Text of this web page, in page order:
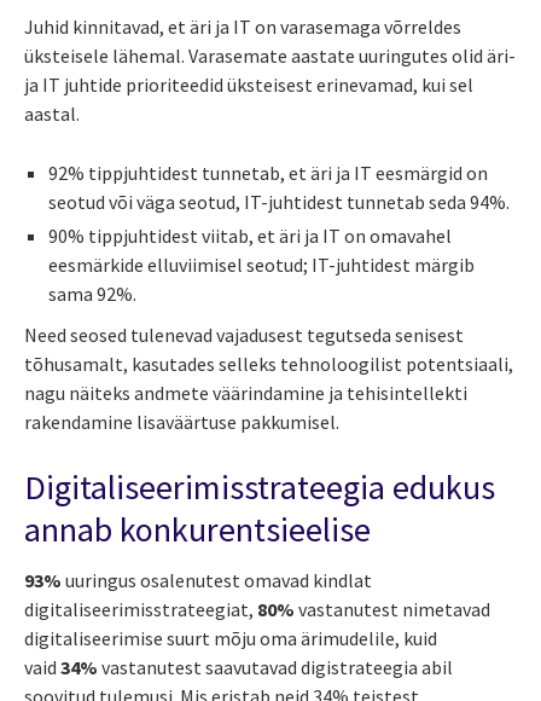
Juhid kinnitavad, et äri ja IT on varasemaga võrreldes
üksteisele lähemal. Varasemate aastate uuringutes olid äri-
ja IT juhtide prioriteedid üksteisest erinevamad, kui sel
aastal.
92% tippjuhtidest tunnetab, et äri ja IT eesmärgid on
seotud või väga seotud, IT-juhtidest tunnetab seda 94%.
90% tippjuhtidest viitab, et äri ja IT on omavahel
eesmärkide elluviimisel seotud; IT-juhtidest märgib
sama 92%.
Need seosed tulenevad vajadusest tegutseda senisest
tõhusamalt, kasutades selleks tehnoloogilist potentsiaali,
nagu näiteks andmete väärindamine ja tehisintellekti
rakendamine lisaväärtuse pakkumisel.
Digitaliseerimisstrateegia edukus
annab konkurentsieelise
93% uuringus osalenutest omavad kindlat
digitaliseerimisstrateegiat, 80% vastanutest nimetavad
digitaliseerimise suurt mõju oma ärimudelile, kuid
vaid 34% vastanutest saavutavad digistrateegia abil
soovitud tulemusi. Mis eristab neid 34% teistest